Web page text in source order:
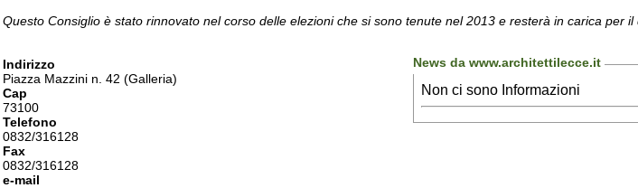
Questo Consiglio è stato rinnovato nel corso delle elezioni che si sono tenute nel 2013 e resterà in carica per il
Indirizzo
Piazza Mazzini n. 42 (Galleria)
Cap
73100
Telefono
0832/316128
Fax
0832/316128
e-mail
News da www.architettilecce.it
Non ci sono Informazioni